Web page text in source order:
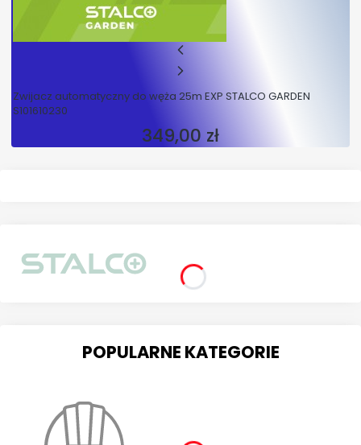
Zwijacz automatyczny do węża 25m EXP STALCO GARDEN
S101610230
Cena
349,00 zł
POPULARNE KATEGORIE